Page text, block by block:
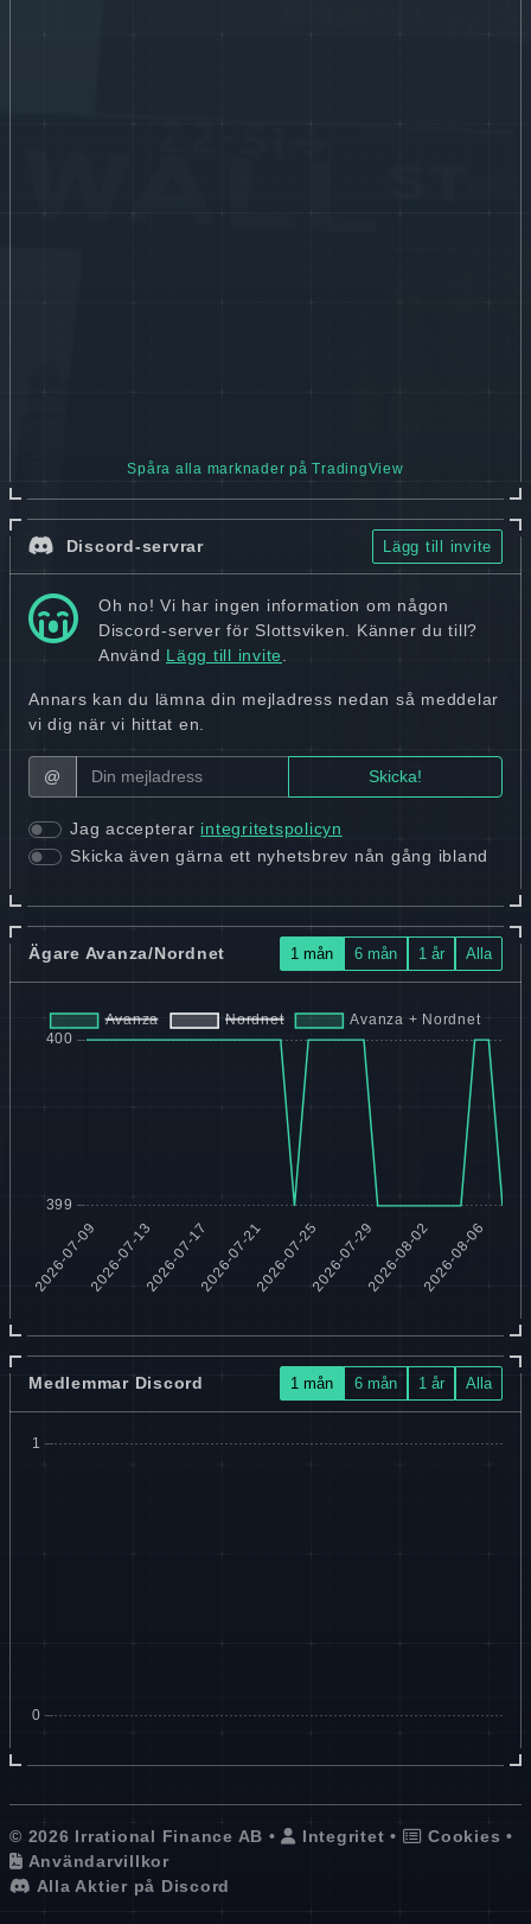
Spåra alla marknader på TradingView
Discord-servrar Lägg till invite
Oh no! Vi har ingen information om någon
Discord-server för Slottsviken. Känner du till?
Använd Lägg till invite.
Annars kan du lämna din mejladress nedan så meddelar
vi dig när vi hittat en.
@
Jag accepterar integritetspolicyn
Skicka även gärna ett nyhetsbrev nån gång ibland
Ägare Avanza/Nordnet 1 mån 6 mån 1 år Alla
Medlemmar Discord 1 mån 6 mån 1 år Alla
© 2026 Irrational Finance AB • Integritet • Cookies •
Användarvillkor
Alla Aktier på Discord